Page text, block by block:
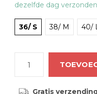
dezelfde dag verzonden
36/ S 38/ M 40/
Gratis